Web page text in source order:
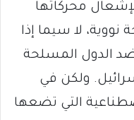
محركاتها
لا سيما إذا
الدول المسلحة
ولكن في
التي تضعها